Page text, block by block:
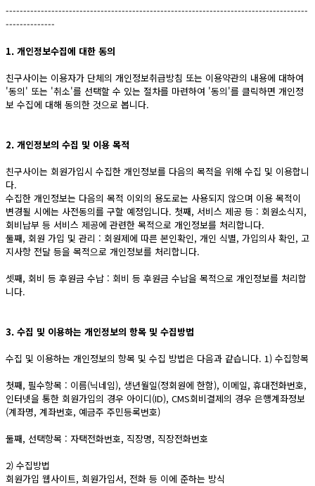
--------------------------------------------------------------------------------------
--------------
1. 개인정보수집에 대한 동의
친구사이는 이용자가 단체의 개인정보취급방침 또는 이용약관의 내용에 대하여
'동의' 또는 '취소'를 선택할 수 있는 절차를 마련하여 '동의'를 클릭하면 개인정
보 수집에 대해 동의한 것으로 봅니다.
2. 개인정보의 수집 및 이용 목적
친구사이는 회원가입시 수집한 개인정보를 다음의 목적을 위해 수집 및 이용합니
다.
수집한 개인정보는 다음의 목적 이외의 용도로는 사용되지 않으며 이용 목적이
변경될 시에는 사전동의를 구할 예정입니다. 첫째, 서비스 제공 등 : 회원소식지,
회비납부 등 서비스 제공에 관련한 목적으로 개인정보를 처리합니다.
둘째, 회원 가입 및 관리 : 회원제에 따른 본인확인, 개인 식별, 가입의사 확인, 고
지사항 전달 등을 목적으로 개인정보를 처리합니다.
셋째, 회비 등 후원금 수납 : 회비 등 후원금 수납을 목적으로 개인정보를 처리합
니다.
3. 수집 및 이용하는 개인정보의 항목 및 수집방법
수집 및 이용하는 개인정보의 항목 및 수집 방법은 다음과 같습니다. 1) 수집항목
첫째, 필수항목 : 이름(닉네임), 생년월일(정회원에 한함), 이메일, 휴대전화번호,
인터넷을 통한 회원가입의 경우 아이디(ID), CMS회비결제의 경우 은행계좌정보
(계좌명, 계좌번호, 예금주 주민등록번호)
둘째, 선택항목 : 자택전화번호, 직장명, 직장전화번호
2) 수집방법
회원가입 웹사이트, 회원가입서, 전화 등 이에 준하는 방식